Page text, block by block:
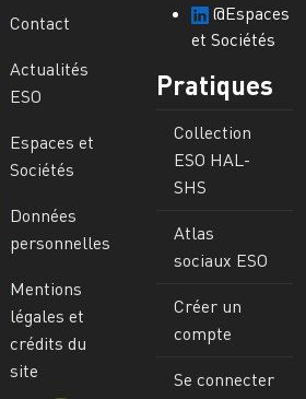
Contact
Actualités
ESO
Espaces et
Sociétés
Données
personnelles
Mentions
légales et
crédits du
site
@Espaces
et Sociétés
Pratiques
Collection
ESO HAL-
SHS
Atlas
sociaux ESO
Créer un
compte
Se connecter